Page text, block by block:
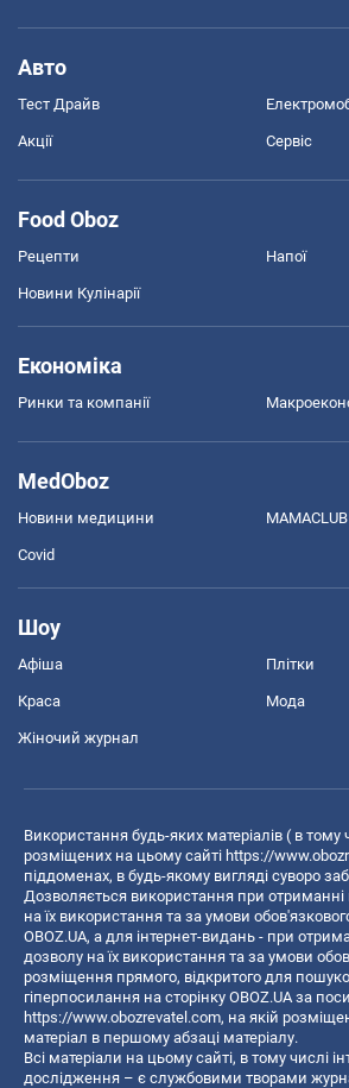
Авто
Тест Драйв
Акції Сервіс
Food Oboz
Рецепти Напої
Новини Кулінарії
Економіка
Ринки та компанії
MedOboz
Новини медицини MAMACLUB
Covid
Шоу
Афіша Плітки
Краса Мода
Жіночий журнал
Використання будь-яких матеріалів ( в тому
розміщених на цьому сайті https://
піддоменах, в будь-якому вигляді суворо
Дозволяється використання при
на їх використання та за умови
OBOZ.UA, а для інтернет-видань - при
дозволу на їх використання та за умови
розміщення прямого, відкритого для
гіперпосилання на сторінку OBOZ.UA за
https://www.obozrevatel.com, на якій
матеріал в першому абзаці матеріалу.
Всі матеріали на цьому сайті, в тому числі
дослідження – є службовими творами